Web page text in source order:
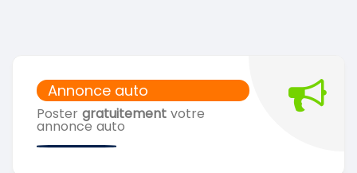
Annonce auto
Poster gratuitement votre
annonce auto